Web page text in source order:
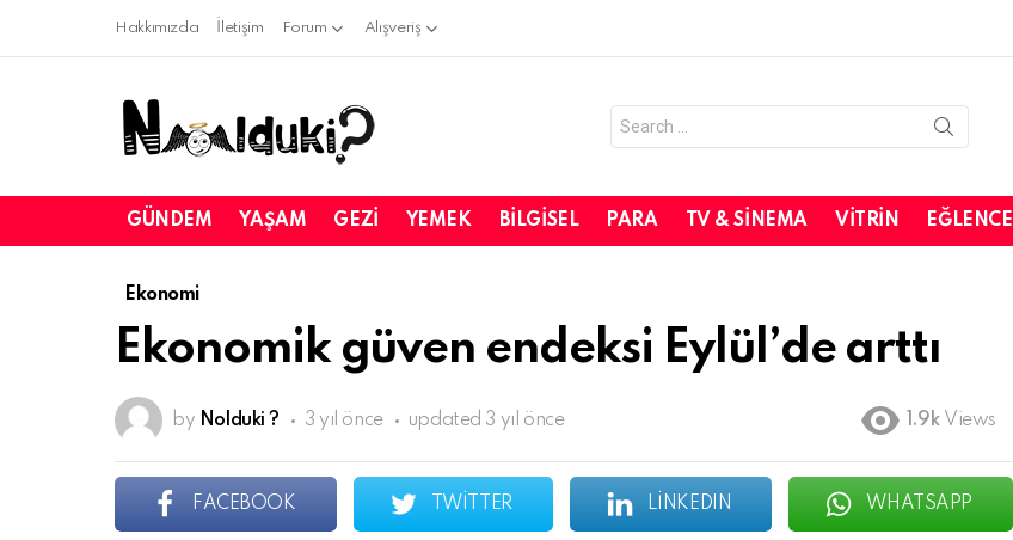
Hakkımızda İletişim Forum Alışveriş
for:
GÜNDEM YAŞAM GEZI YEMEK BILGISEL PARA TV & SINEMA VITRIN EĞLENCE
Ekonomi
Ekonomik güven endeksi Eylül’de arttı
by Nolduki ? 3 yıl önce updated 3 yıl önce 1.9k Views
FACEBOOK TWITTER LINKEDIN WHATSAPP